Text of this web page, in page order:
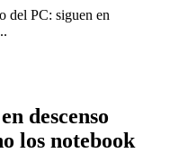
del PC: siguen en
descenso
los notebook